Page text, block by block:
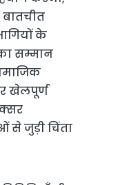
के
सम्मान
खेलपूर्ण
से जुड़ी चिंता